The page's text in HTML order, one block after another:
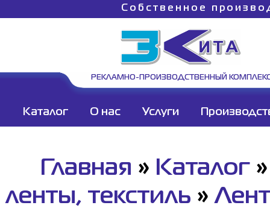
Собственное
РЕКЛАМНО-ПРОИЗВОДСТВЕННЫЙ
Каталог О нас Услуги
Главная » Каталог
ленты, текстиль »